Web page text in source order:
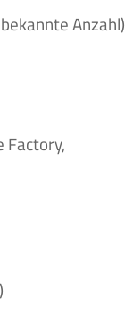
Anzahl)
Factory,